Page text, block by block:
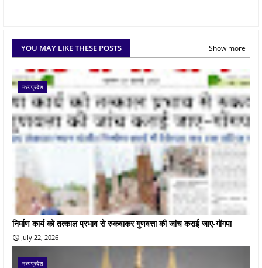
YOU MAY LIKE THESE POSTS Show more
मध्यप्रदेश
निर्माण कार्य को तत्काल प्रभाव से रुकवाकर गुणवत्ता की जांच कराई जाए-गोंगपा
July 22, 2026
मध्यप्रदेश